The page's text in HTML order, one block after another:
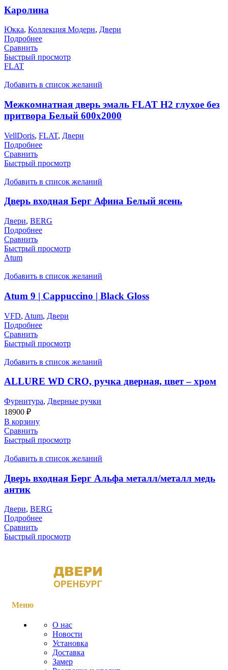
Каролина
Юкка, Коллекция Модерн, Двери
Подробнее
Сравнить
Быстрый просмотр
FLAT
Добавить в список желаний
Межкомнатная дверь эмаль FLAT H2 глухое без
притвора Белый 600х2000
VellDoris, FLAT, Двери
Подробнее
Сравнить
Быстрый просмотр
Добавить в список желаний
Дверь входная Берг Афина Белый ясень
Двери, BERG
Подробнее
Сравнить
Быстрый просмотр
Atum
Добавить в список желаний
Atum 9 | Cappuccino | Black Gloss
VFD, Atum, Двери
Подробнее
Сравнить
Быстрый просмотр
Добавить в список желаний
ALLURE WD CRO, ручка дверная, цвет – хром
Фурнитура, Дверные ручки
18900 ₽
В корзину
Сравнить
Быстрый просмотр
Добавить в список желаний
Дверь входная Берг Альфа металл/металл медь
антик
Двери, BERG
Подробнее
Сравнить
Быстрый просмотр
Меню
О нас
Новости
Установка
Доставка
Замер